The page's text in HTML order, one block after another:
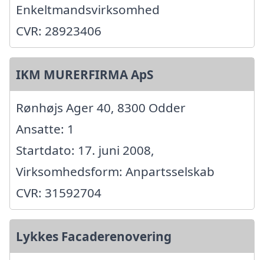
Enkeltmandsvirksomhed
CVR: 28923406
IKM MURERFIRMA ApS
Rønhøjs Ager 40, 8300 Odder
Ansatte: 1
Startdato: 17. juni 2008,
Virksomhedsform: Anpartsselskab
CVR: 31592704
Lykkes Facaderenovering